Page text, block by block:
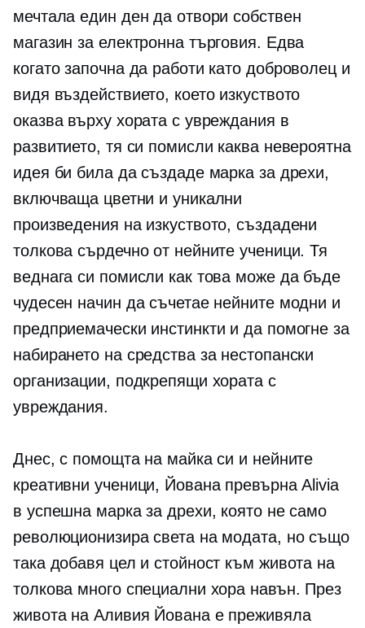
мечтала един ден да отвори собствен
магазин за електронна търговия. Едва
когато започна да работи като доброволец и
видя въздействието, което изкуството
оказва върху хората с увреждания в
развитието, тя си помисли каква невероятна
идея би била да създаде марка за дрехи,
включваща цветни и уникални
произведения на изкуството, създадени
толкова сърдечно от нейните ученици. Тя
веднага си помисли как това може да бъде
чудесен начин да съчетае нейните модни и
предприемачески инстинкти и да помогне за
набирането на средства за нестопански
организации, подкрепящи хората с
увреждания.
Днес, с помощта на майка си и нейните
креативни ученици, Йована превърна Alivia
в успешна марка за дрехи, която не само
революционизира света на модата, но също
така добавя цел и стойност към живота на
толкова много специални хора навън. През
живота на Аливия Йована е преживяла